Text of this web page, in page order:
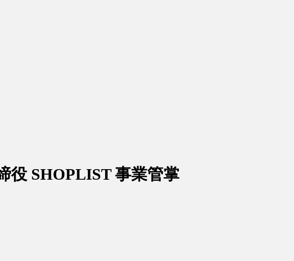
役 SHOPLIST 事業管掌